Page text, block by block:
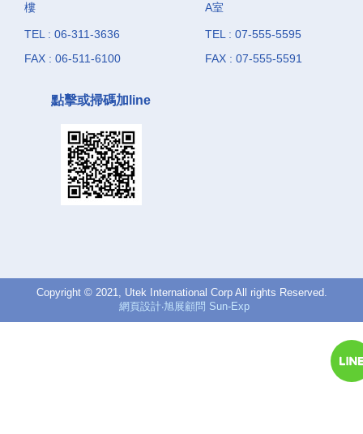
樓
TEL : 06-311-3636
FAX : 06-511-6100
A室
TEL : 07-555-5595
FAX : 07-555-5591
點擊或掃碼加line
Copyright © 2021, Utek International Corp All rights Reserved.
網頁設計‧旭展顧問 Sun-Exp